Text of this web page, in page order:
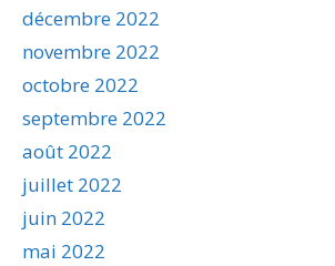
décembre 2022
novembre 2022
octobre 2022
septembre 2022
août 2022
juillet 2022
juin 2022
mai 2022